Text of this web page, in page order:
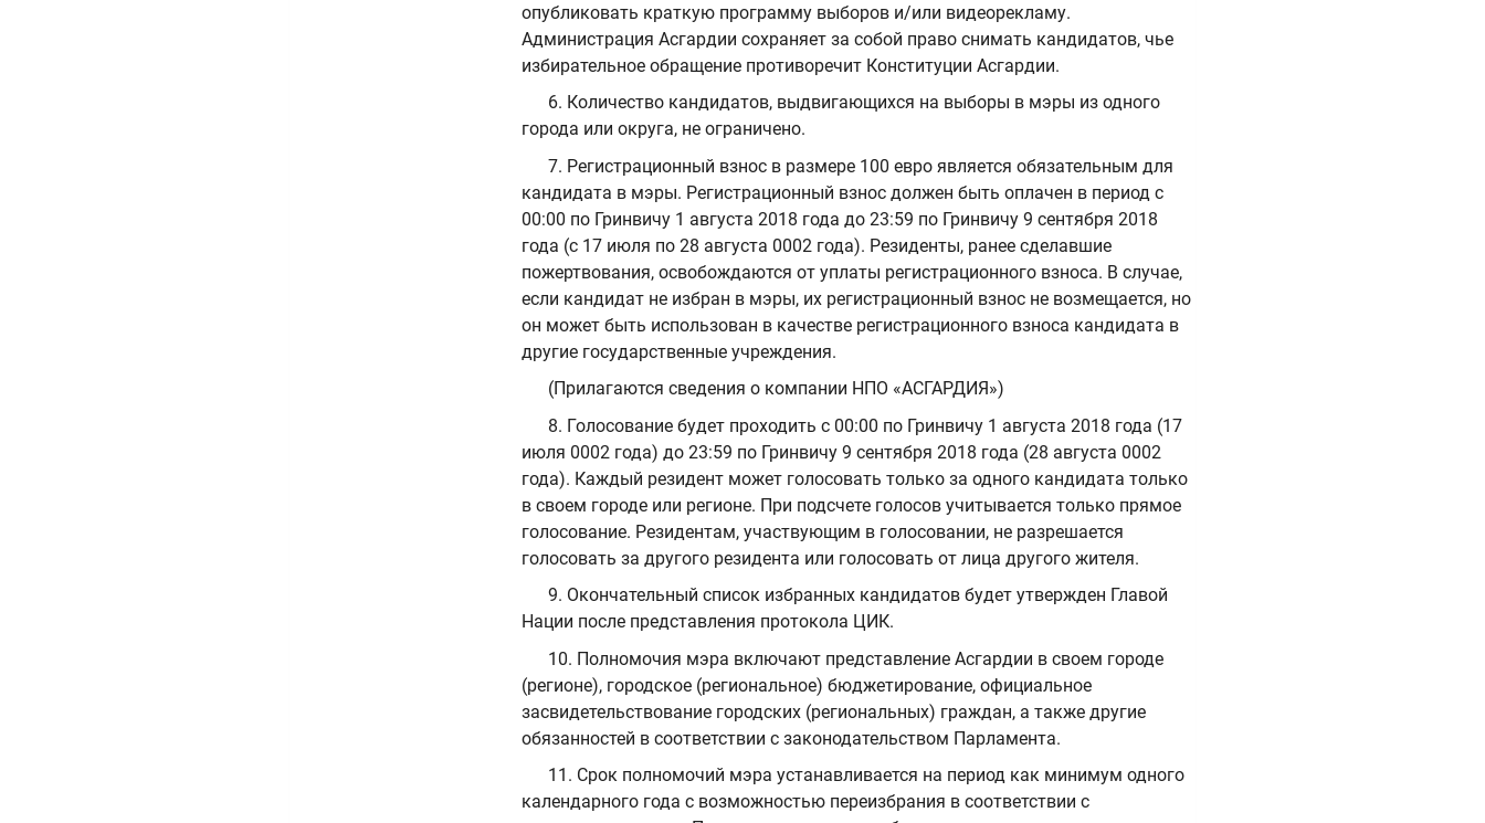
опубликовать краткую программу выборов и/или видеорекламу.
Администрация Асгардии сохраняет за собой право снимать кандидатов, чье
избирательное обращение противоречит Конституции Асгардии.
6. Количество кандидатов, выдвигающихся на выборы в мэры из одного
города или округа, не ограничено.
7. Регистрационный взнос в размере 100 евро является обязательным для
кандидата в мэры. Регистрационный взнос должен быть оплачен в период с
00:00 по Гринвичу 1 августа 2018 года до 23:59 по Гринвичу 9 сентября 2018
года (с 17 июля по 28 августа 0002 года). Резиденты, ранее сделавшие
пожертвования, освобождаются от уплаты регистрационного взноса. В случае,
если кандидат не избран в мэры, их регистрационный взнос не возмещается, но
он может быть использован в качестве регистрационного взноса кандидата в
другие государственные учреждения.
(Прилагаются сведения о компании НПО «АСГАРДИЯ»)
8. Голосование будет проходить с 00:00 по Гринвичу 1 августа 2018 года (17
июля 0002 года) до 23:59 по Гринвичу 9 сентября 2018 года (28 августа 0002
года). Каждый резидент может голосовать только за одного кандидата только
в своем городе или регионе. При подсчете голосов учитывается только прямое
голосование. Резидентам, участвующим в голосовании, не разрешается
голосовать за другого резидента или голосовать от лица другого жителя.
9. Окончательный список избранных кандидатов будет утвержден Главой
Нации после представления протокола ЦИК.
10. Полномочия мэра включают представление Асгардии в cвоем городе
(регионе), городское (региональное) бюджетирование, официальное
засвидетельствование городских (региональных) граждан, а также другие
обязанностей в соответствии с законодательством Парламента.
11. Срок полномочий мэра устанавливается на период как минимум одного
календарного года с возможностью переизбрания в соответствии с